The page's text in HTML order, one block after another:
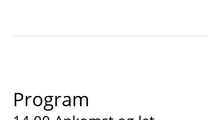
Program